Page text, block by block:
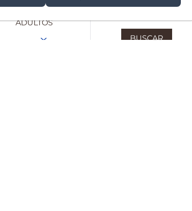
ADULTOS
BUSCAR